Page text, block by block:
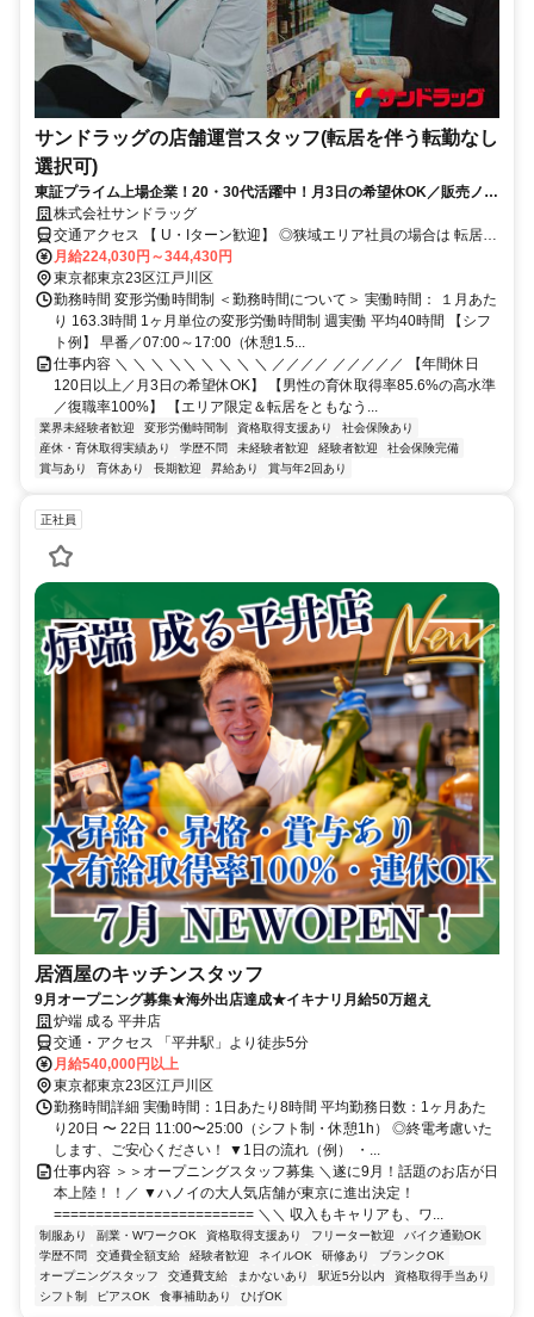
サンドラッグの店舗運営スタッフ(転居を伴う転勤なし
選択可)
東証プライム上場企業！20・30代活躍中！月3日の希望休OK／販売ノル
マなし／年収例32歳SV816万円／販促企画～商品管理など店舗運営がメ
インの仕事
株式会社サンドラッグ
交通アクセス 【 U・Iターン歓迎】 ◎狭域エリア社員の場合は 転居を
伴う転勤はありません。 ◎マイカー通勤OK
月給224,030円～344,430円
東京都東京23区江戸川区
勤務時間 変形労働時間制 ＜勤務時間について＞ 実働時間： １月あた
り 163.3時間 1ヶ月単位の変形労働時間制 週実働 平均40時間 【シフ
ト例】 早番／07:00～17:00（休憩1.5...
仕事内容 ＼ ＼ ＼ ＼＼ ＼ ＼ ＼ ＼ ／／／／ ／／／／／ 【年間休日
120日以上／月3日の希望休OK】 【男性の育休取得率85.6%の高水準
／復職率100%】 【エリア限定＆転居をともなう...
業界未経験者歓迎 変形労働時間制 資格取得支援あり
社会保険あり
産休・育休取得実績あり
学歴不問 未経験者歓迎 経験者歓迎
社会保険完備
賞与あり
育休あり 長期歓迎 昇給あり 賞与年2回あり
正社員
居酒屋のキッチンスタッフ
9月オープニング募集★海外出店達成★イキナリ月給50万超え
炉端 成る 平井店
交通・アクセス 「平井駅」より徒歩5分
月給540,000円以上
東京都東京23区江戸川区
勤務時間詳細 実働時間：1日あたり8時間 平均勤務日数：1ヶ月あた
り20日 〜 22日 11:00〜25:00（シフト制・休憩1h） ◎終電考慮いた
します、ご安心ください！ ▼1日の流れ（例） ・...
仕事内容 ＞＞オープニングスタッフ募集 ＼遂に9月！話題のお店が日
本上陸！！／ ▼ハノイの大人気店舗が東京に進出決定！
======================== ＼＼ 収入もキャリアも、ワ...
制服あり 副業・WワークOK 資格取得支援あり フリーター歓迎
バイク通勤OK
学歴不問
交通費全額支給 経験者歓迎 ネイルOK 研修あり
ブランクOK
オープニングスタッフ
交通費支給 まかないあり 駅近5分以内
資格取得手当あり
シフト制
ピアスOK 食事補助あり ひげOK